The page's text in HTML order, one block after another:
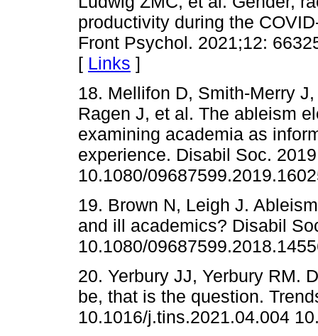
productivity during the
Front Psychol. 2021;12:
[ Links ]
18. Mellifon D, Smith-Merry
Ragen J, et al. The ableism
examining academia as
experience. Disabil Soc.
10.1080/
19. Brown N, Leigh J.
and ill academics? Disabil
10.1080/
20. Yerbury JJ, Yerbury RM.
be, that is the question.
10.1016/j.tins.2021.04.004